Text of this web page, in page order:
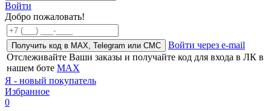
Войти
Добро пожаловать!
Получить код в MAX, Telegram или СМС
Войти через e-mail
Отслеживайте Ваши заказы и получайте код для входа в ЛК в
нашем боте MAX
Я - новый покупатель
Избранное
0